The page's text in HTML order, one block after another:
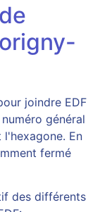
joindre EDF
général
En
fermé
des différents